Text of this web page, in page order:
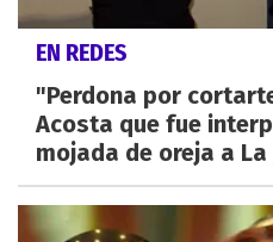
EN REDES
"Perdona por
Acosta que fue
mojada de oreja a La